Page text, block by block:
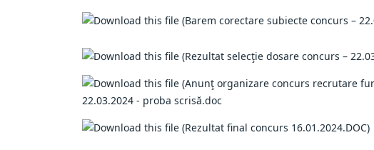
22.03.2024 - proba scrisă.doc